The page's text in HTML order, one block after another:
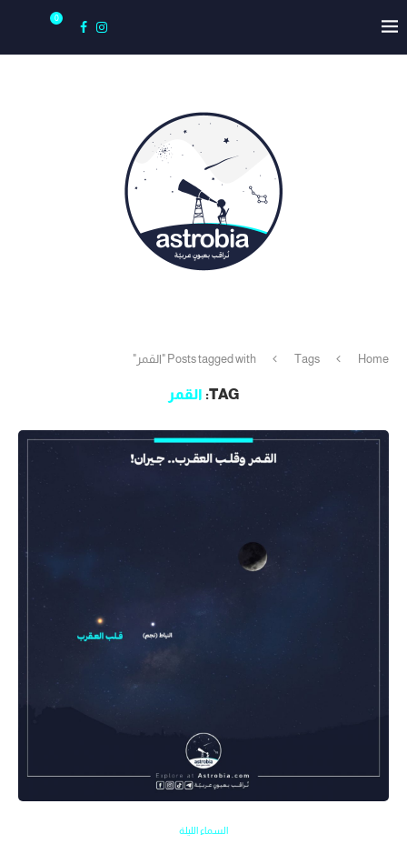
0
Home
Tags Posts tagged with "القمر"
TAG: القمر
السماء الليلة